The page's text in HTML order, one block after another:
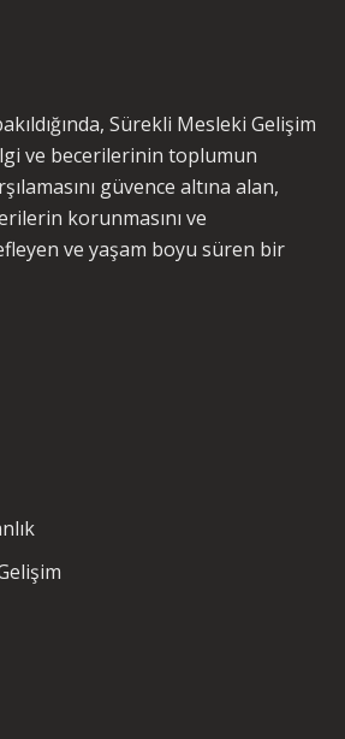
Sürekli Mesleki Gelişim
ve becerilerinin toplumun
güvence altına alan,
korunmasını ve
ve yaşam boyu süren bir